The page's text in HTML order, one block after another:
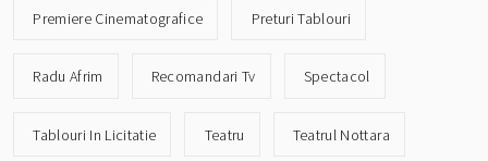
Premiere Cinematografice Preturi Tablouri
Radu Afrim Recomandari Tv Spectacol
Tablouri In Licitatie Teatru Teatrul Nottara